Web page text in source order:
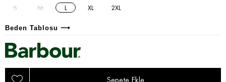
S M L XL 2XL
Beden Tablosu ⟶